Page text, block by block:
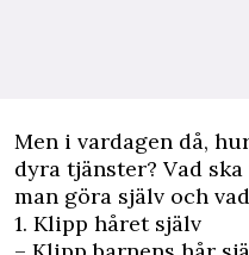
Men i vardagen då,
dyra tjänster? Vad
man göra själv och
1. Klipp håret själv